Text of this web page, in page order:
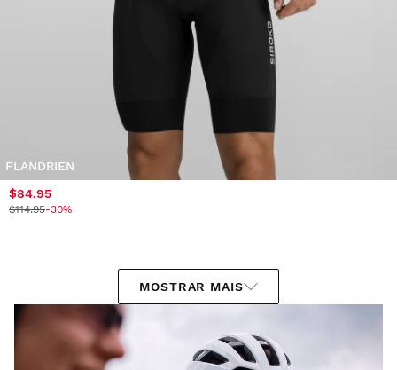
FLANDRIEN
$84.95
$114.95-30%
MOSTRAR MAIS